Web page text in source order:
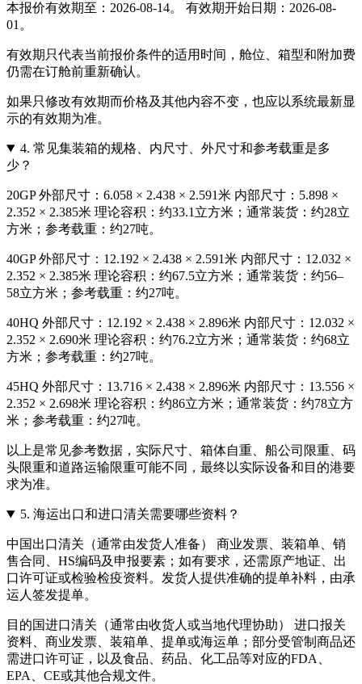
本报价有效期至：2026-08-14。 有效期开始日期：2026-08-
01。
有效期只代表当前报价条件的适用时间，舱位、箱型和附加费
仍需在订舱前重新确认。
如果只修改有效期而价格及其他内容不变，也应以系统最新显
示的有效期为准。
4. 常见集装箱的规格、内尺寸、外尺寸和参考载重是多
少？
20GP 外部尺寸：6.058 × 2.438 × 2.591米 内部尺寸：5.898 ×
2.352 × 2.385米 理论容积：约33.1立方米；通常装货：约28立
方米；参考载重：约27吨。
40GP 外部尺寸：12.192 × 2.438 × 2.591米 内部尺寸：12.032 ×
2.352 × 2.385米 理论容积：约67.5立方米；通常装货：约56–
58立方米；参考载重：约27吨。
40HQ 外部尺寸：12.192 × 2.438 × 2.896米 内部尺寸：12.032 ×
2.352 × 2.690米 理论容积：约76.2立方米；通常装货：约68立
方米；参考载重：约27吨。
45HQ 外部尺寸：13.716 × 2.438 × 2.896米 内部尺寸：13.556 ×
2.352 × 2.698米 理论容积：约86立方米；通常装货：约78立方
米；参考载重：约27吨。
以上是常见参考数据，实际尺寸、箱体自重、船公司限重、码
头限重和道路运输限重可能不同，最终以实际设备和目的港要
求为准。
5. 海运出口和进口清关需要哪些资料？
中国出口清关（通常由发货人准备） 商业发票、装箱单、销
售合同、HS编码及申报要素；如有要求，还需原产地证、出
口许可证或检验检疫资料。发货人提供准确的提单补料，由承
运人签发提单。
目的国进口清关（通常由收货人或当地代理协助） 进口报关
资料、商业发票、装箱单、提单或海运单；部分受管制商品还
需进口许可证，以及食品、药品、化工品等对应的FDA、
EPA、CE或其他合规文件。